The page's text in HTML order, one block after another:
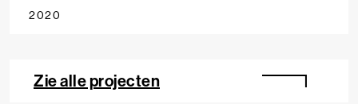
leest of ziet.
2020
Zie alle projecten